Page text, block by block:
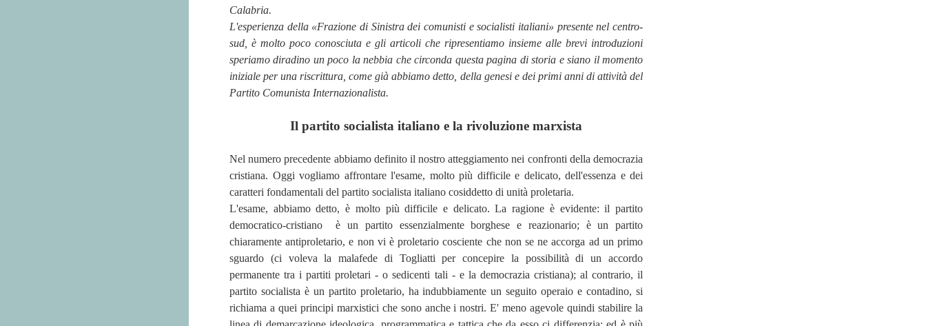
Calabria.
L'esperienza della «Frazione di Sinistra dei comunisti e socialisti italiani» presente nel centro-
sud, è molto poco conosciuta e gli articoli che ripresentiamo insieme alle brevi introduzioni
speriamo diradino un poco la nebbia che circonda questa pagina di storia e siano il momento
iniziale per una riscrittura, come già abbiamo detto, della genesi e dei primi anni di attività del
Partito Comunista Internazionalista.
Il partito socialista italiano e la rivoluzione marxista
Nel numero precedente abbiamo definito il nostro atteggiamento nei confronti della democrazia
cristiana. Oggi vogliamo affrontare l'esame, molto più difficile e delicato, dell'essenza e dei
caratteri fondamentali del partito socialista italiano cosiddetto di unità proletaria.
L'esame, abbiamo detto, è molto più difficile e delicato. La ragione è evidente: il partito
democratico-cristiano
è un partito essenzialmente borghese e reazionario; è un partito
chiaramente antiproletario, e non vi è proletario cosciente che non se ne accorga ad un primo
sguardo (ci voleva la malafede di Togliatti per concepire la possibilità di un accordo
permanente tra i partiti proletari - o sedicenti tali - e la democrazia cristiana); al contrario, il
partito socialista è un partito proletario, ha indubbiamente un seguito operaio e contadino, si
richiama a quei principi marxistici che sono anche i nostri. E' meno agevole quindi stabilire la